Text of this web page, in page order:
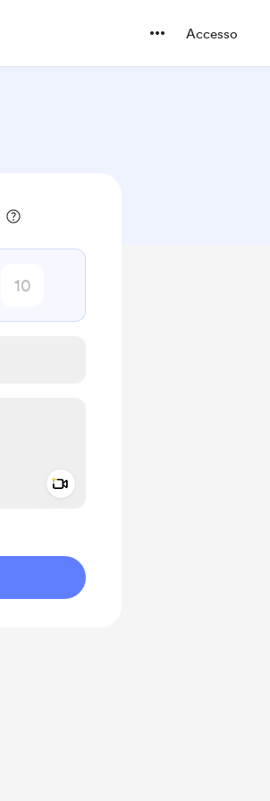
Accesso